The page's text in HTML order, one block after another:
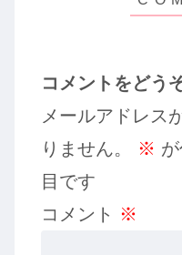
コメントをどう
メールアドレス
りません。
※
目です
コメント ※